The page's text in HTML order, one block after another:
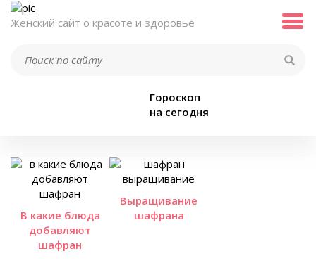
Женский сайт о красоте и здоровье
Гороскоп
на сегодня
В какие блюда
добавляют
шафран
Выращивание
шафрана